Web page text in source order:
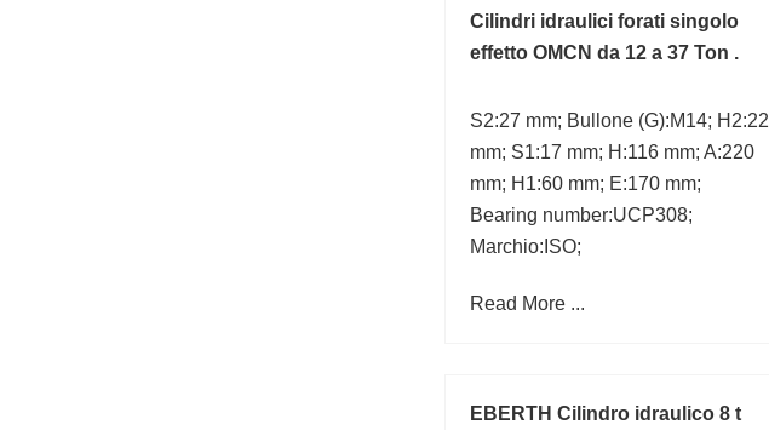
Cilindri idraulici forati singolo
effetto OMCN da 12 a 37 Ton .
S2:27 mm; Bullone (G):M14; H2:22
mm; S1:17 mm; H:116 mm; A:220
mm; H1:60 mm; E:170 mm;
Bearing number:UCP308;
Marchio:ISO;
Read More ...
EBERTH Cilindro idraulico 8 t